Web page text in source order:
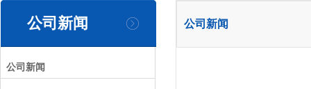
公司新闻
公司新闻
公司新闻